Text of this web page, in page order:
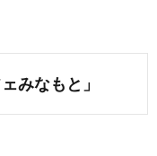
みなもと」